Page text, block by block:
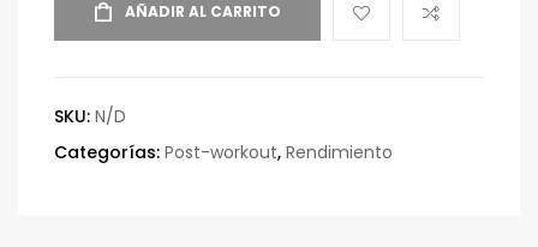
AÑADIR AL CARRITO
SKU: N/D
Categorías: Post-workout, Rendimiento